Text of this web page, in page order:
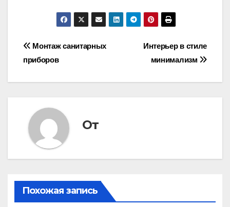
Навигация
по
Интерьер в стиле
минимализм
Монтаж санитарных
приборов
От
Похожая запись